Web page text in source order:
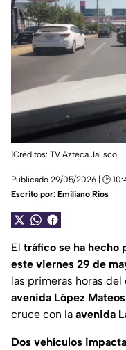
|Créditos: TV Azteca Jalisco
Publicado 29/05/2026 | 🕑
Escrito por: Emiliano Ríos
El tráfico se ha hecho
este viernes 29 de
las primeras horas
avenida López Mateos
cruce con la avenida
Dos vehículos